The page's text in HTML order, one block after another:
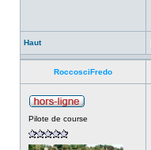
Haut
RoccosciFredo
Pilote de course